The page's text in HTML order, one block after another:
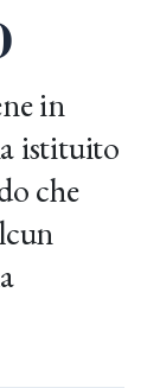
in
istituito
che